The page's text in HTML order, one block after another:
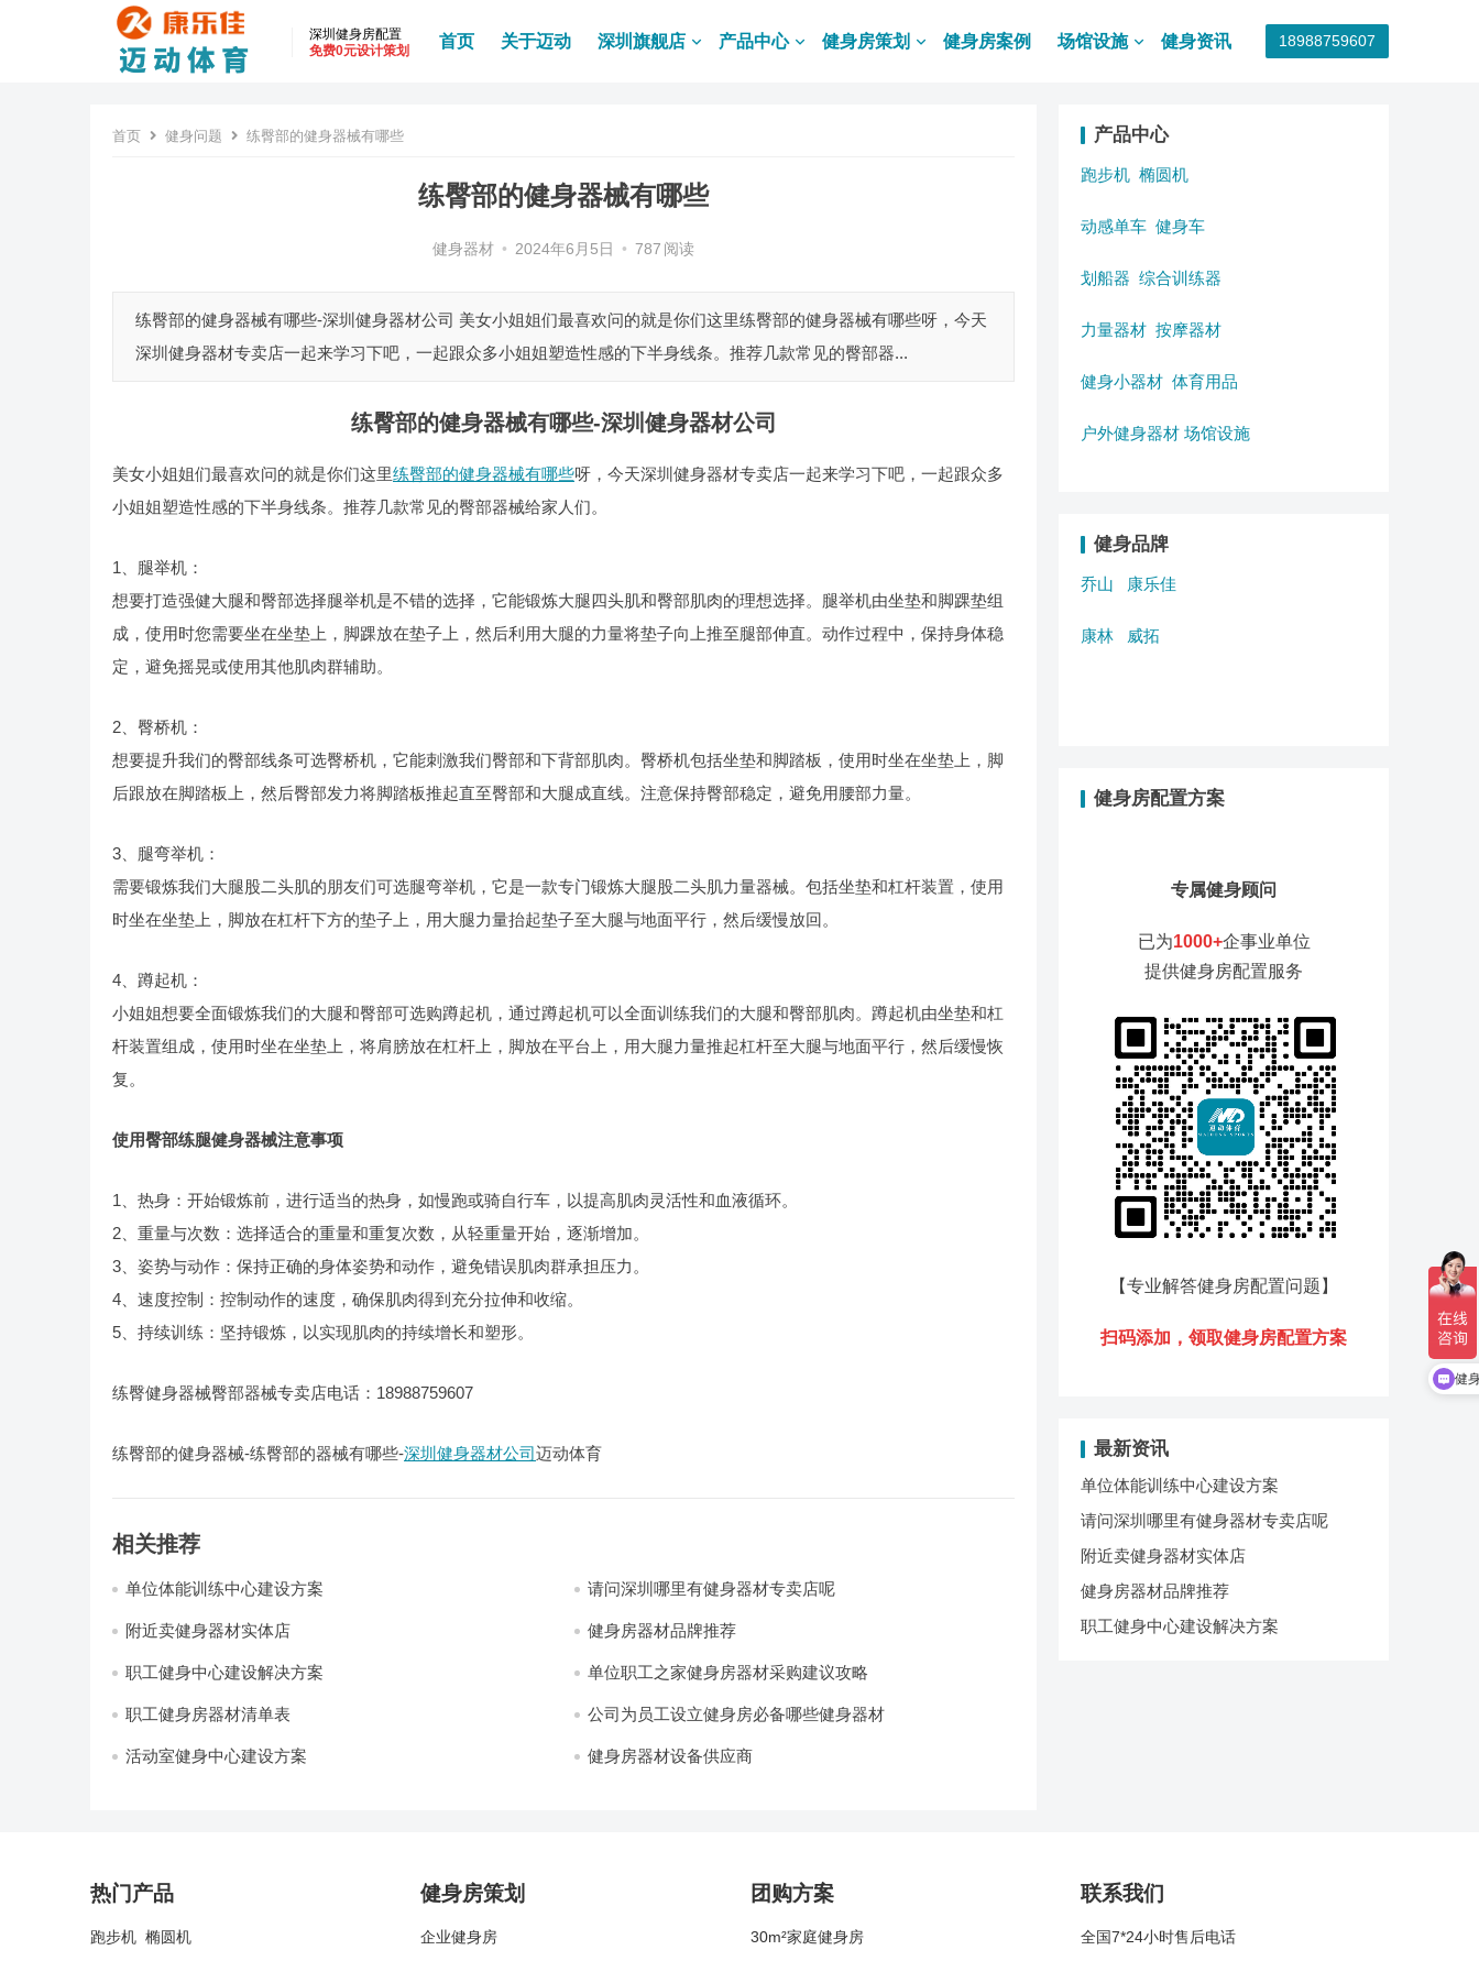
深圳健身房配置
免费0元设计策划
首页 关于迈动 深圳旗舰店 产品中心 健身房策划 健身房案例 场馆设施 健身资讯 18988759607
首页 健身问题 练臀部的健身器械有哪些
练臀部的健身器械有哪些
健身器材 • 2024年6月5日 • 787 阅读
练臀部的健身器械有哪些-深圳健身器材公司 美女小姐姐们最喜欢问的就是你们这里练臀部的健身器械有哪些呀，今天
深圳健身器材专卖店一起来学习下吧，一起跟众多小姐姐塑造性感的下半身线条。推荐几款常见的臀部器...
练臀部的健身器械有哪些-深圳健身器材公司
美女小姐姐们最喜欢问的就是你们这里练臀部的健身器械有哪些呀，今天深圳健身器材专卖店一起来学习下吧，一起跟众多
小姐姐塑造性感的下半身线条。推荐几款常见的臀部器械给家人们。
1、腿举机：
想要打造强健大腿和臀部选择腿举机是不错的选择，它能锻炼大腿四头肌和臀部肌肉的理想选择。腿举机由坐垫和脚踝垫组
成，使用时您需要坐在坐垫上，脚踝放在垫子上，然后利用大腿的力量将垫子向上推至腿部伸直。动作过程中，保持身体稳
定，避免摇晃或使用其他肌肉群辅助。
2、臀桥机：
想要提升我们的臀部线条可选臀桥机，它能刺激我们臀部和下背部肌肉。臀桥机包括坐垫和脚踏板，使用时坐在坐垫上，脚
后跟放在脚踏板上，然后臀部发力将脚踏板推起直至臀部和大腿成直线。注意保持臀部稳定，避免用腰部力量。
3、腿弯举机：
需要锻炼我们大腿股二头肌的朋友们可选腿弯举机，它是一款专门锻炼大腿股二头肌力量器械。包括坐垫和杠杆装置，使用
时坐在坐垫上，脚放在杠杆下方的垫子上，用大腿力量抬起垫子至大腿与地面平行，然后缓慢放回。
4、蹲起机：
小姐姐想要全面锻炼我们的大腿和臀部可选购蹲起机，通过蹲起机可以全面训练我们的大腿和臀部肌肉。蹲起机由坐垫和杠
杆装置组成，使用时坐在坐垫上，将肩膀放在杠杆上，脚放在平台上，用大腿力量推起杠杆至大腿与地面平行，然后缓慢恢
复。
使用臀部练腿健身器械注意事项
1、热身：开始锻炼前，进行适当的热身，如慢跑或骑自行车，以提高肌肉灵活性和血液循环。
2、重量与次数：选择适合的重量和重复次数，从轻重量开始，逐渐增加。
3、姿势与动作：保持正确的身体姿势和动作，避免错误肌肉群承担压力。
4、速度控制：控制动作的速度，确保肌肉得到充分拉伸和收缩。
5、持续训练：坚持锻炼，以实现肌肉的持续增长和塑形。
练臀健身器械臀部器械专卖店电话：18988759607
练臀部的健身器械-练臀部的器械有哪些-深圳健身器材公司迈动体育
相关推荐
单位体能训练中心建设方案 请问深圳哪里有健身器材专卖店呢
附近卖健身器材实体店 健身房器材品牌推荐
职工健身中心建设解决方案 单位职工之家健身房器材采购建议攻略
职工健身房器材清单表 公司为员工设立健身房必备哪些健身器材
活动室健身中心建设方案 健身房器材设备供应商
产品中心
跑步机 椭圆机
动感单车 健身车
划船器 综合训练器
力量器材 按摩器材
健身小器材 体育用品
户外健身器材 场馆设施
健身品牌
乔山 康乐佳
康林 威拓
健身房配置方案
专属健身顾问
已为1000+企事业单位
提供健身房配置服务
【专业解答健身房配置问题 】
扫码添加，领取健身房配置方案
最新资讯
单位体能训练中心建设方案
请问深圳哪里有健身器材专卖店呢
附近卖健身器材实体店
健身房器材品牌推荐
职工健身中心建设解决方案
热门产品
跑步机 椭圆机
健身房策划
企业健身房
团购方案
30m²家庭健身房
联系我们
全国7*24小时售后电话
健